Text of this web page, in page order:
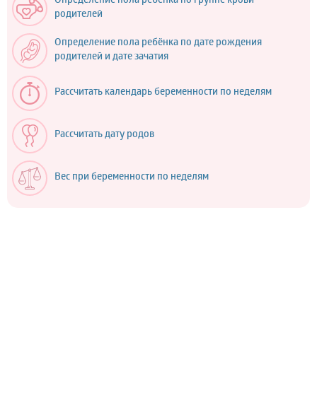
родителей
Определение пола ребёнка по дате рождения
родителей и дате зачатия
Рассчитать календарь беременности по неделям
Рассчитать дату родов
Вес при беременности по неделям